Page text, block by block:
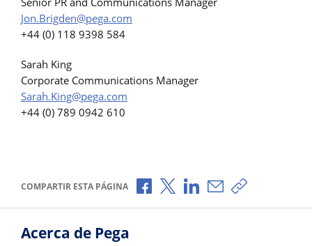
Jon.Brigden@pega.com
+44 (0) 118 9398 584
Sarah King
Corporate Communications Manager
Sarah.King@pega.com
+44 (0) 789 0942 610
COMPARTIR ESTA PÁGINA Compartir a través de Facebook
Compartir a través de X
Compartir a través de
Compartir por
Copiar
Acerca de Pega